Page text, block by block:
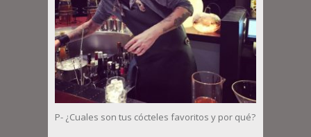
P- ¿Cuales son tus cócteles favoritos y por qué?